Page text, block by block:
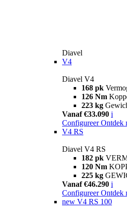
Diavel
V4
Diavel V4
168 pk
126 Nm
223 kg
Vanaf €33.090 i
Configureer Ontdek
V4 RS
Diavel V4 RS
182 pk
120 Nm
225 kg
Vanaf €46.290 i
Configureer Ontdek
new V4 RS 100